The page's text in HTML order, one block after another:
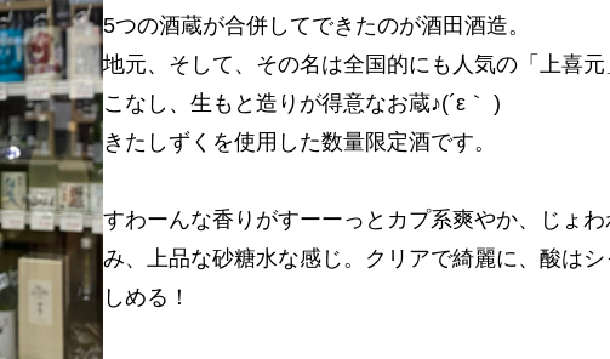
5つの酒蔵が合併してできたのが酒田酒造。
地元、そして、その名は全国的にも人気の「上喜
こなし、生もと造りが得意なお蔵♪(´ε｀ )
きたしずくを使用した数量限定酒です。
すわーんな香りがすーーっとカプ系爽やか、じょ
み、上品な砂糖水な感じ。クリアで綺麗に、酸は
しめる！